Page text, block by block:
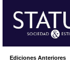
Ediciones Anteriores